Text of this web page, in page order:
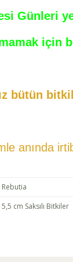
Günleri
için
bütün
anında
Rebutia
5,5 cm Saksılı Bitkiler